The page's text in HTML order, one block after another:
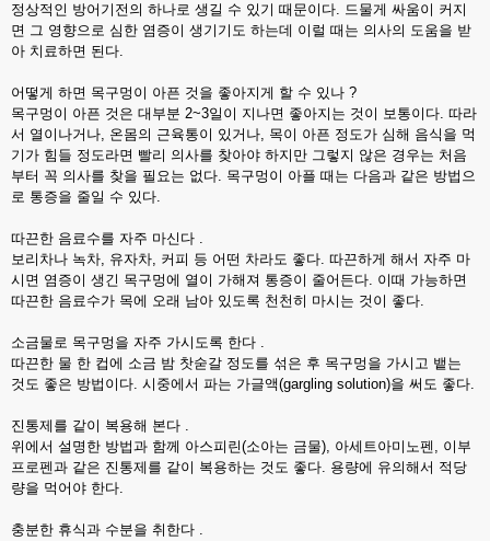
정상적인 방어기전의 하나로 생길 수 있기 때문이다. 드물게 싸움이 커지
면 그 영향으로 심한 염증이 생기기도 하는데 이럴 때는 의사의 도움을 받
아 치료하면 된다.
어떻게 하면 목구멍이 아픈 것을 좋아지게 할 수 있나 ?
목구멍이 아픈 것은 대부분 2~3일이 지나면 좋아지는 것이 보통이다. 따라
서 열이나거나, 온몸의 근육통이 있거나, 목이 아픈 정도가 심해 음식을 먹
기가 힘들 정도라면 빨리 의사를 찾아야 하지만 그렇지 않은 경우는 처음
부터 꼭 의사를 찾을 필요는 없다. 목구멍이 아플 때는 다음과 같은 방법으
로 통증을 줄일 수 있다.
따끈한 음료수를 자주 마신다 .
보리차나 녹차, 유자차, 커피 등 어떤 차라도 좋다. 따끈하게 해서 자주 마
시면 염증이 생긴 목구멍에 열이 가해져 통증이 줄어든다. 이때 가능하면
따끈한 음료수가 목에 오래 남아 있도록 천천히 마시는 것이 좋다.
소금물로 목구멍을 자주 가시도록 한다 .
따끈한 물 한 컵에 소금 밤 찻숟갈 정도를 섞은 후 목구멍을 가시고 뱉는
것도 좋은 방법이다. 시중에서 파는 가글액(gargling solution)을 써도 좋다.
진통제를 같이 복용해 본다 .
위에서 설명한 방법과 함께 아스피린(소아는 금물), 아세트아미노펜, 이부
프로펜과 같은 진통제를 같이 복용하는 것도 좋다. 용량에 유의해서 적당
량을 먹어야 한다.
충분한 휴식과 수분을 취한다 .